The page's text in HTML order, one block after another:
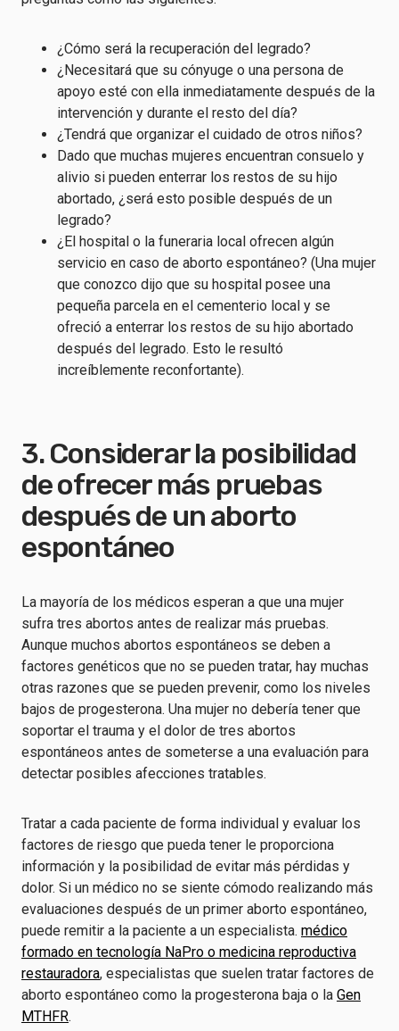
¿Cómo será la recuperación del legrado?
¿Necesitará que su cónyuge o una persona de
apoyo esté con ella inmediatamente después de la
intervención y durante el resto del día?
¿Tendrá que organizar el cuidado de otros niños?
Dado que muchas mujeres encuentran consuelo y
alivio si pueden enterrar los restos de su hijo
abortado, ¿será esto posible después de un
legrado?
¿El hospital o la funeraria local ofrecen algún
servicio en caso de aborto espontáneo? (Una mujer
que conozco dijo que su hospital posee una
pequeña parcela en el cementerio local y se
ofreció a enterrar los restos de su hijo abortado
después del legrado. Esto le resultó
increíblemente reconfortante).
3. Considerar la posibilidad
de ofrecer más pruebas
después de un aborto
espontáneo
La mayoría de los médicos esperan a que una mujer
sufra tres abortos antes de realizar más pruebas.
Aunque muchos abortos espontáneos se deben a
factores genéticos que no se pueden tratar, hay muchas
otras razones que se pueden prevenir, como los niveles
bajos de progesterona. Una mujer no debería tener que
soportar el trauma y el dolor de tres abortos
espontáneos antes de someterse a una evaluación para
detectar posibles afecciones tratables.
Tratar a cada paciente de forma individual y evaluar los
factores de riesgo que pueda tener le proporciona
información y la posibilidad de evitar más pérdidas y
dolor. Si un médico no se siente cómodo realizando más
evaluaciones después de un primer aborto espontáneo,
puede remitir a la paciente a un especialista. médico
formado en tecnología NaPro o medicina reproductiva
restauradora, especialistas que suelen tratar factores de
aborto espontáneo como la progesterona baja o la Gen
MTHFR.